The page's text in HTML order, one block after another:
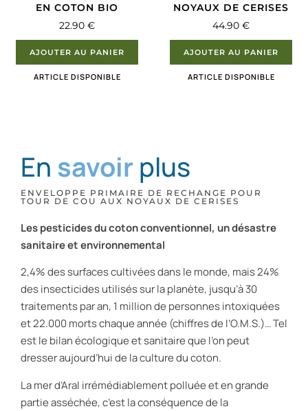
EN COTON BIO
22.90 €
AJOUTER AU PANIER
ARTICLE DISPONIBLE
NOYAUX DE CERISES
44.90 €
AJOUTER AU PANIER
ARTICLE DISPONIBLE
En savoirplus
ENVELOPPE PRIMAIRE DE RECHANGE POUR
TOUR DE COU AUX NOYAUX DE CERISES
Les pesticides du coton conventionnel, un désastre
sanitaire et environnemental
2,4% des surfaces cultivées dans le monde, mais 24%
des insecticides utilisés sur la planète, jusqu’à 30
traitements par an, 1 million de personnes intoxiquées
et 22.000 morts chaque année (chiffres de l’O.M.S.)… Tel
est le bilan écologique et sanitaire que l’on peut
dresser aujourd’hui de la culture du coton.
La mer d’Aral irrémédiablement polluée et en grande
partie asséchée, c’est la conséquence de la